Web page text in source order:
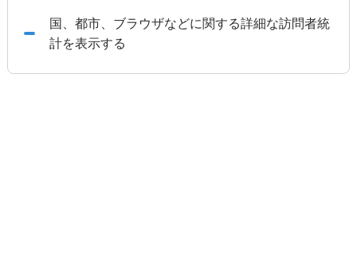
国、都市、ブラウザなどに関する詳細な訪問者統
計を表示する